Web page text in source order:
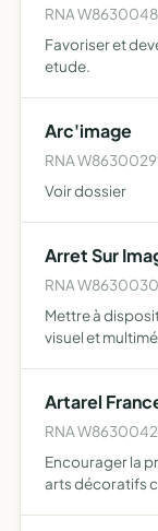
RNA
Favoriser et
etude.
Arc'image
RNA
Voir dossier
Arret Sur
RNA
Mettre à
visuel et
Artarel
RNA
Encourager la
arts décoratifs